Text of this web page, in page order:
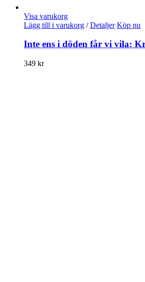
Visa varukorg
Lägg till i varukorg / Detaljer Köp nu
Inte ens i döden får vi vila:
349 kr